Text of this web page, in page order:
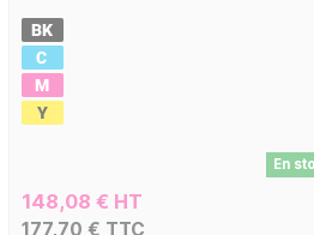
En
148,08 € HT
177,70 € TTC